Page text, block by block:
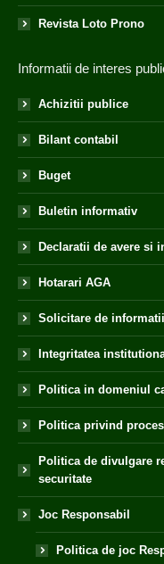
Revista Loto Prono
Informatii de interes
Achizitii publice
Bilant contabil
Buget
Buletin informativ
Declaratii de avere si
Hotarari AGA
Solicitare de informatii
Integritatea
Politica in domeniul
Politica privind
Politica de divulgare
securitate
Joc Responsabil
Politica de joc